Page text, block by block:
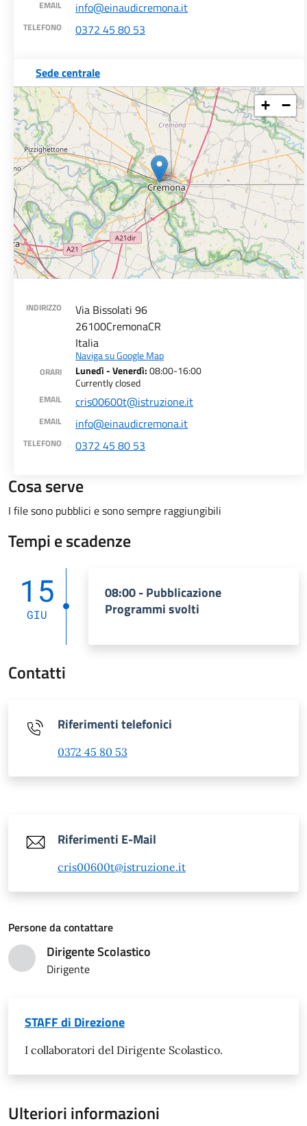
EMAIL info@einaudicremona.it
TELEFONO 0372 45 80 53
Sede centrale
+ −
INDIRIZZO
Via Bissolati 96
26100CremonaCR
Italia
Naviga su Google Map
ORARI Lunedì - Venerdì:08:00-16:00
Currently closed
EMAIL cris00600t@istruzione.it
EMAIL info@einaudicremona.it
TELEFONO 0372 45 80 53
Indirizzo
8:00 - 13:00
Email
test@pec.example.com
800 00 01 02
Cosa serve
I file sono pubblici e sono sempre raggiungibili
Tempi e scadenze
15
GIU
08:00 - Pubblicazione
Programmi svolti
Contatti
Riferimenti telefonici
0372 45 80 53
Riferimenti E-Mail
cris00600t@istruzione.it
Persone da contattare
User
Dirigente Scolastico
Dirigente
STAFF di Direzione
I collaboratori del Dirigente Scolastico.
Ulteriori informazioni